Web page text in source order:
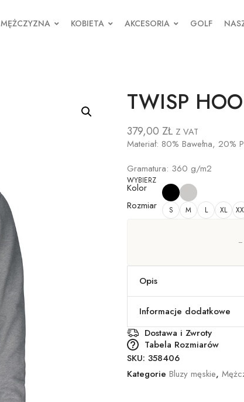
MĘŻCZYZNA KOBIETA AKCESORIA GOLF
TWISP
379,00 ZŁ Z VAT
Materiał: 80% Bawełna, 20%
Gramatura: 360 g/m2
WYBIERZ
Kolor
Rozmiar
S M L XL
Opis
Informacje dodatkowe
Dostawa i Zwroty
Tabela Rozmiarów
SKU: 358406
Kategorie Bluzy męskie,